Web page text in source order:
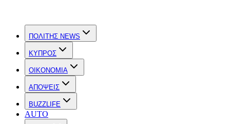
ΠΟΛΙΤΗΣ NEWS
ΚΥΠΡΟΣ
OIKONOMIA
ΑΠΟΨΕΙΣ
BUZZLIFE
AUTO